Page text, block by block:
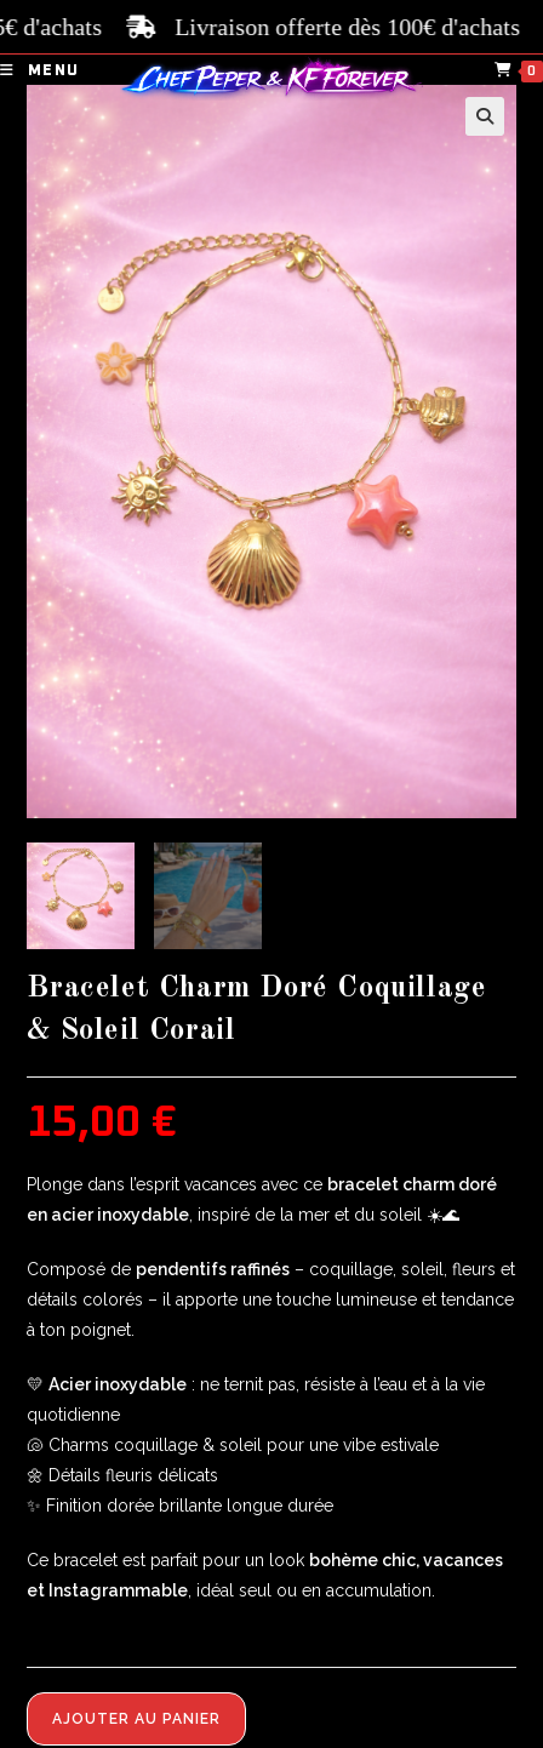
Livraison offerte dès 100€ d'achats
MENU 0
Bracelet Charm Doré Coquillage
& Soleil Corail
15,00 €
Plonge dans l’esprit vacances avec ce bracelet charm doré
en acier inoxydable, inspiré de la mer et du soleil ☀️🌊
Composé de pendentifs raffinés – coquillage, soleil, fleurs et
détails colorés – il apporte une touche lumineuse et tendance
à ton poignet.
💛Acier inoxydable : ne ternit pas, résiste à l’eau et à la vie
quotidienne
🐚 Charms coquillage & soleil pour une vibe estivale
🌼 Détails fleuris délicats
✨ Finition dorée brillante longue durée
Ce bracelet est parfait pour un look bohème chic, vacances
et Instagrammable, idéal seul ou en accumulation.
AJOUTER AU PANIER